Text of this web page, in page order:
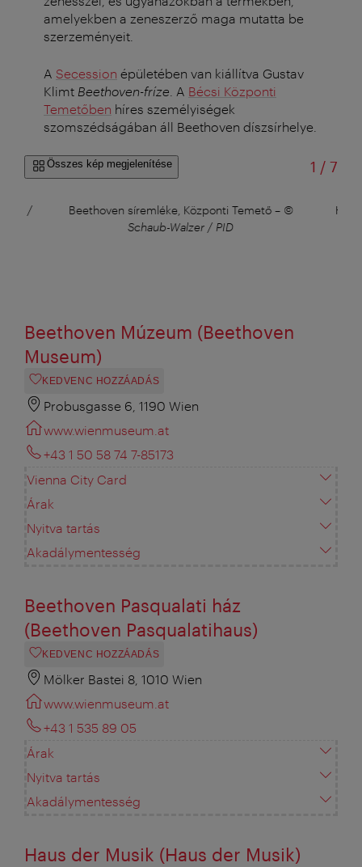
amelyekben a zeneszerző maga mutatta be
szerzeményeit.
A Secession épületében van kiállítva Gustav
Klimt Beethoven-fríze . A Bécsi Központi
Temetőben híres személyiségek
szomszédságában áll Beethoven díszsírhelye.
Összes kép megjelenítése 1 //7
/ Beethoven síremléke, Központi Temető– ©
Schaub-Walzer / PID
Beethoven Múzeum (Beethoven
Museum)
KEDVENC HOZZÁADÁS
Probusgasse 6, 1190 Wien
www.wienmuseum.at
+43 1 50 58 74 7-85173
Vienna City Card
Árak
Nyitva tartás
Akadálymentesség
Beethoven Pasqualati ház
(Beethoven Pasqualatihaus)
KEDVENC HOZZÁADÁS
Mölker Bastei 8, 1010 Wien
www.wienmuseum.at
+43 1 535 89 05
Árak
Nyitva tartás
Akadálymentesség
Haus der Musik (Haus der Musik)